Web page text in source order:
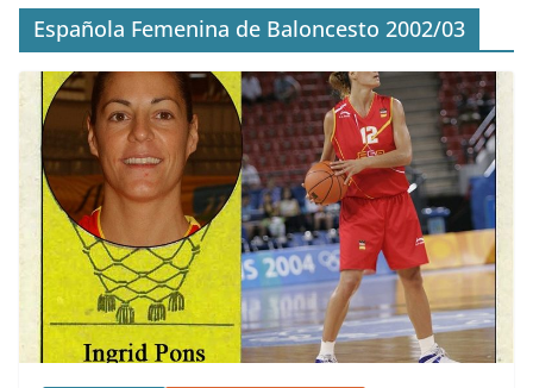
Española Femenina de Baloncesto 2002/03